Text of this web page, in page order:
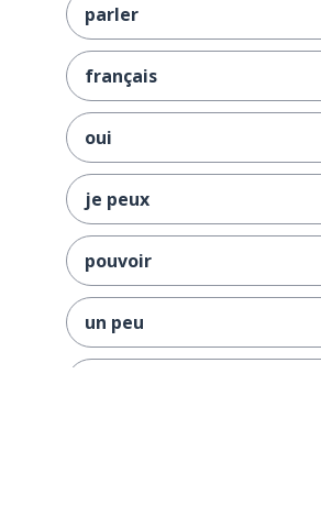
parler
français
oui
je peux
pouvoir
un peu